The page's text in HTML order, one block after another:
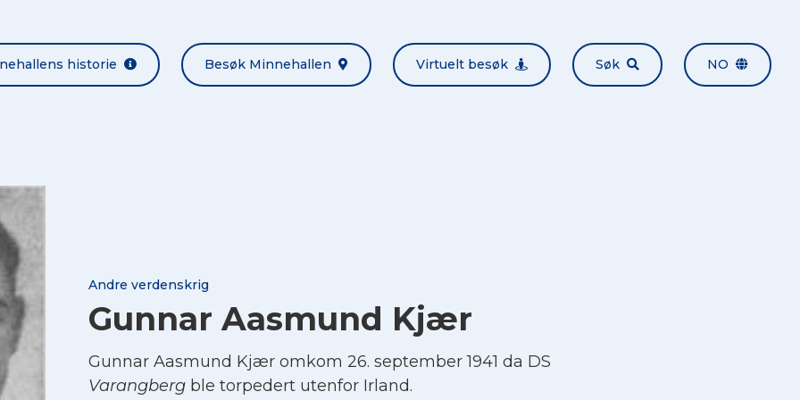
historie Besøk Minnehallen Virtuelt besøk Søk NO
Andre verdenskrig
Gunnar Aasmund Kjær
Gunnar Aasmund Kjær omkom 26. september 1941 da DS
Varangbergble torpedert utenfor Irland.